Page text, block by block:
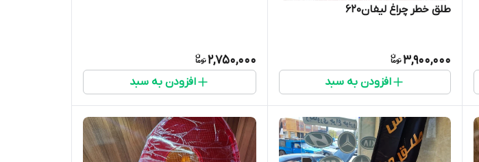
طلق خطر چراغ لیفان620
3,900,000
افزودن به سبد
2,750,000
افزودن به سبد